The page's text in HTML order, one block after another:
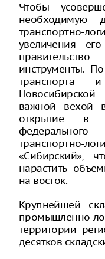
Чтобы
необходимую
транспортно-
увеличения
инструменты.
транспорта
важной вехой
открытие в
транспортно-
«Сибирский»,
нарастить
на восток.
Крупнейшей
промышленно-
территории
десятков